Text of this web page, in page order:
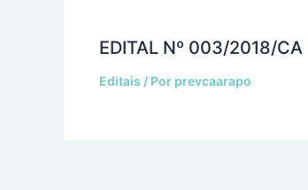
EDITAL Nº 003/2018/CA
Editais / Por prevcaarapo